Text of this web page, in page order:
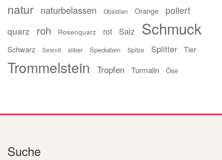
natur naturbelassen Obsidian Orange
poliert
quarz
roh Rosenquarz rot Salz Schmuck
Schwarz Selenit silber Speckstein Spitze Splitter Tier
Trommelstein Tropfen Turmalin Öse
Suche